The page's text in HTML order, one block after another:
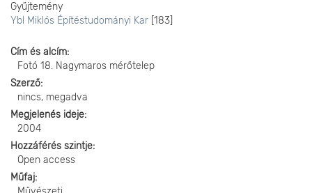
Gyűjtemény
Ybl Miklós Építéstudományi Kar [183]
Cím és alcím
Fotó 18. Nagymaros mérőtelep
Szerző
nincs, megadva
Megjelenés ideje
2004
Hozzáférés szintje
Open access
Műfaj